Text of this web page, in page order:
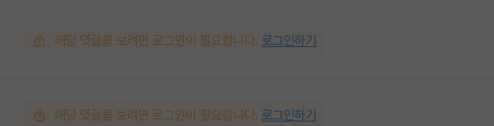
해당 댓글을 보려면 로그인이 필요합니다. 로그인하기
해당 댓글을 보려면 로그인이 필요합니다. 로그인하기